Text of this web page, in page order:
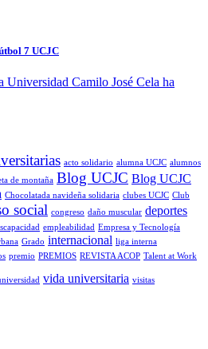
7 UCJC
Universidad Camilo José Cela ha
acto solidario alumna UCJC alumnos
de montaña Blog UCJC Blog UCJC
Chocolatada navideña solidaria clubes UCJC Club
social congreso daño muscular deportes
empleabilidad Empresa y Tecnología
Grado internacional liga interna
premio PREMIOS REVISTA ACOP Talent at Work
vida universitaria visitas